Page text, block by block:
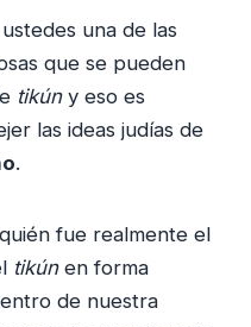
una de las
que se pueden
tikúny eso es
las ideas judías de
.
fue realmente el
tikún en forma
de nuestra